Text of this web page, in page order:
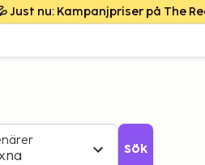
Just nu: Kampanjpriser på The
Sök